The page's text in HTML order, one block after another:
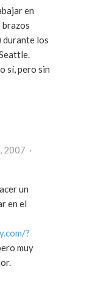
en
durante los
sí, pero sin
en marzo 29, 2007 ·
un
en el
?
muy